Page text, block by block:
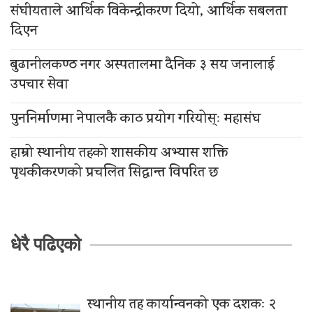
संघीयताले आर्थिक विकेन्द्रीकरण दियो, आर्थिक सबलता
दिएन
बुढानीलकण्ठ नगर अस्पतालमा दैनिक ३ सय जनालाई
उपचार सेवा
पुननिर्माणमा नेपालकै काठ प्रयोग गरियोस्ः महासंघ
हाम्रो स्थानीय तहको शासकीय अभ्यास शक्ति
पृथकीकरणको प्रचलित सिद्धान्त विपरित छ
धेरै पढिएको
स्थानीय तह कार्यान्वनको एक दशकः २